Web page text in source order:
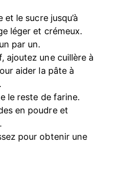
le sucre jusqu’à
léger et crémeux.
par un.
ajoutez une cuillère à
aider la pâte à
le reste de farine.
en poudre et
pour obtenir une